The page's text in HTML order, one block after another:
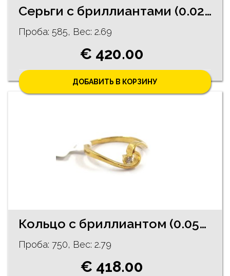
Cерьги с бриллиантами (0.02 ct), с синтетическими изумрудами 2550-3461
Проба: 585, Bес: 2.69
€ 420.00
ДОБАВИТЬ В КОРЗИНУ
Кольцо с бриллиантом (0.05ct) 1792-0863
Проба: 750, Bес: 2.79
€ 418.00